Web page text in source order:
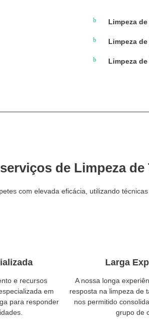
Limpeza
Limpeza
Limpeza
de Limpeza de
com elevada eficácia, utilizando
e recursos
em
para responder
Larga
A nossa longa
resposta na limpeza de
nos permitido
grupo de